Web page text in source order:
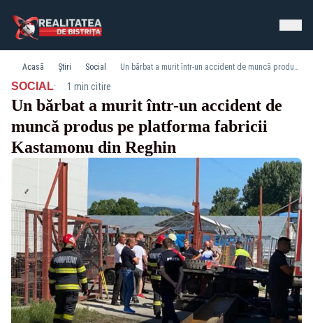
Acasă Știri Social Un bărbat a murit într-un accident de muncă produs pe platforma fabricii Kastamonu din Reghin
SOCIAL· 1 min citire
Un bărbat a murit într-un accident de
muncă produs pe platforma fabricii
Kastamonu din Reghin